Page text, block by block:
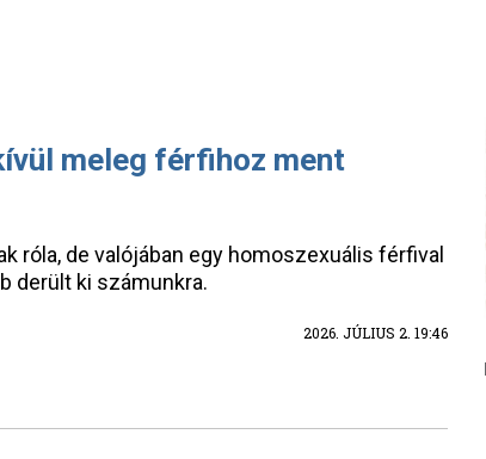
meleg férfihoz ment
róla, de valójában egy homoszexuális férfival
derült ki számunkra.
2026. JÚLIUS 2. 19:46